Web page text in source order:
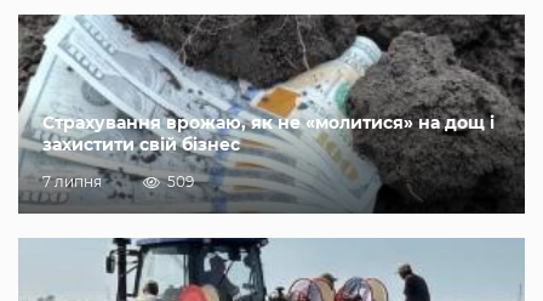
Страхування врожаю, як не «молитися» на дощ і
захистити свій бізнес
7 липня 509